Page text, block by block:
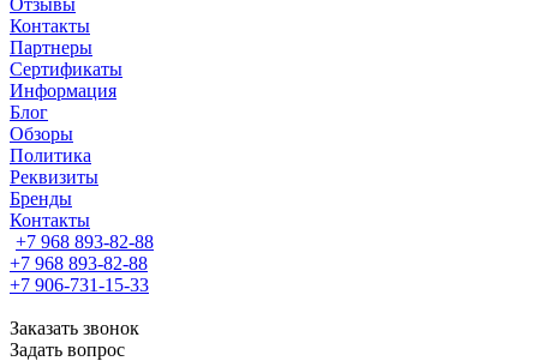
Отзывы
Контакты
Партнеры
Сертификаты
Информация
Блог
Обзоры
Политика
Реквизиты
Бренды
Контакты
+7 968 893-82-88
+7 968 893-82-88
+7 906-731-15-33
Заказать звонок
Задать вопрос